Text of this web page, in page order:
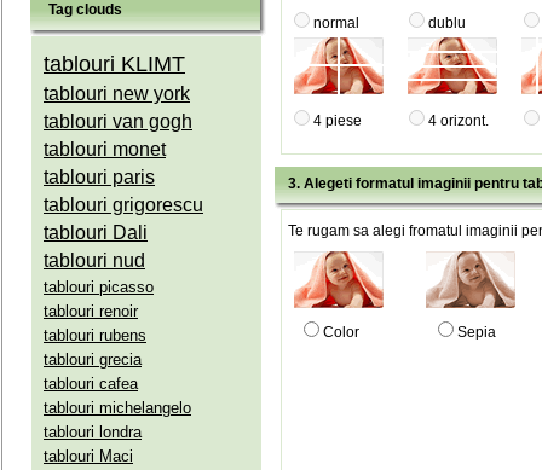
Tag clouds
tablouri KLIMT
tablouri new york
tablouri van gogh
tablouri monet
tablouri paris
tablouri grigorescu
tablouri Dali
tablouri nud
tablouri picasso
tablouri renoir
tablouri rubens
tablouri grecia
tablouri cafea
tablouri michelangelo
tablouri londra
tablouri Maci
normal dublu
4 piese 4 orizont.
3. Alegeti formatul imaginii pentru
Te rugam sa alegi fromatul imaginii
Color Sepia